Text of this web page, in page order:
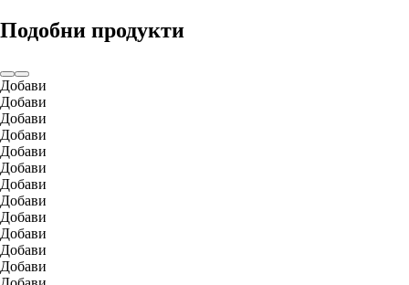
Подобни продукти
Добави
Добави
Добави
Добави
Добави
Добави
Добави
Добави
Добави
Добави
Добави
Добави